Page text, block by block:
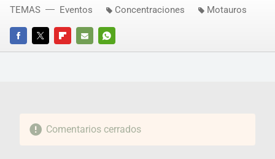
FACEBOOKTWITTERFLIPBOARD
E-
WHATSAPP
TEMAS Eventos Concentraciones Motauros
Comentarios cerrados